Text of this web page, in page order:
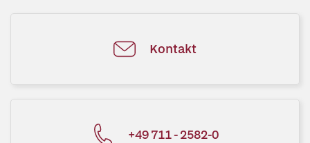
Kontakt
+49 711 - 2582-0